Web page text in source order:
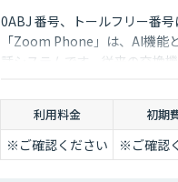
0ABJ 番号、トールフリー番
「Zoom Phone」は、AI機能
話システムです。従来の交換
かるコストを大幅に削減でき
利用料金 初期
※ご確認ください ※ご確認